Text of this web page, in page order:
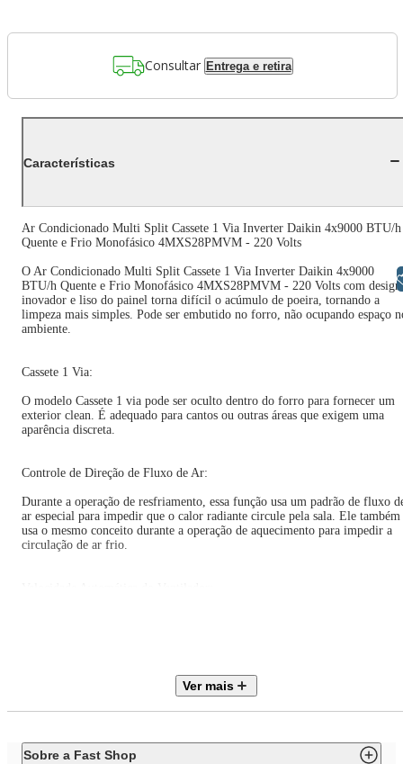
Consultar Entrega e retira
Características
Ar Condicionado Multi Split Cassete 1 Via Inverter Daikin 4x9000 BTU/h
Quente e Frio Monofásico 4MXS28PMVM - 220 Volts
O Ar Condicionado Multi Split Cassete 1 Via Inverter Daikin 4x9000
BTU/h Quente e Frio Monofásico 4MXS28PMVM - 220 Volts com design
inovador e liso do painel torna difícil o acúmulo de poeira, tornando a
limpeza mais simples. Pode ser embutido no forro, não ocupando espaço
ambiente.
Cassete 1 Via:
O modelo Cassete 1 via pode ser oculto dentro do forro para fornecer um
exterior clean. É adequado para cantos ou outras áreas que exigem uma
aparência discreta.
Controle de Direção de Fluxo de Ar:
Durante a operação de resfriamento, essa função usa um padrão de fluxo
ar especial para impedir que o calor radiante circule pela sala. Ele também
usa o mesmo conceito durante a operação de aquecimento para impedir a
circulação de ar frio.
Ver mais
Sobre a Fast Shop
Libras